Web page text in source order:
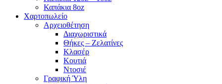
Καπάκια 8oz
Χαρτοπωλείο
Αρχειοθέτηση
Διαχωριστικά
Θήκες – Ζελατίνες
Κλασέρ
Κουτιά
Ντοσιέ
Γραφική Ύλη